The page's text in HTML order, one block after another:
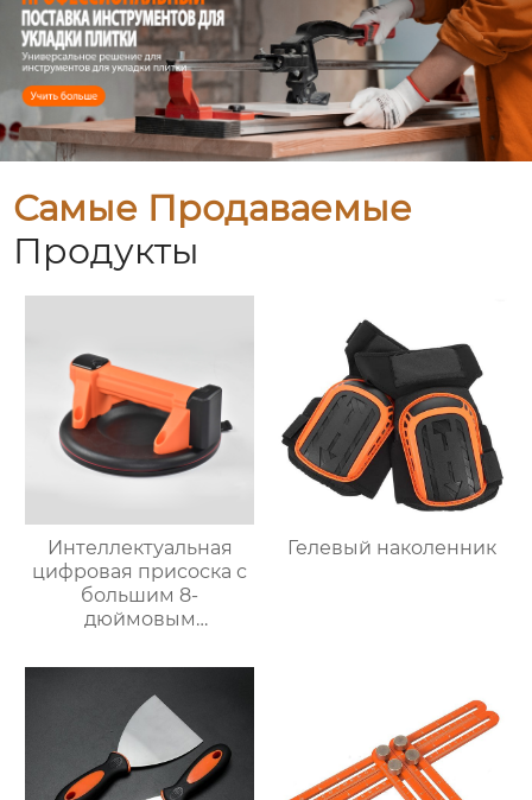
Самые Продаваемые
Продукты
Интеллектуальная
цифровая присоска с
большим 8-
дюймовым
(210 мм)
Гелевый наколенник